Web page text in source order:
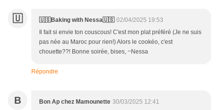
🇺 🇺🇸Baking with Nessa🇺🇸 02/04/2025 19:53
Il fait si envie ton couscous! C'est mon plat préféré (Je ne suis
pas née au Maroc pour rien!) Alors le cookéo, c'est
chouette??! Bonne soirée, bises, ~Nessa
Répondre
B Bon Ap chez Mamounette 30/03/2025 12:41